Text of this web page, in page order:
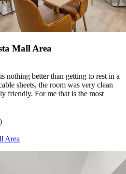
Mall Area
nothing better than getting to rest in a
sheets, the room was very clean
friendly. For me that is the most
Area